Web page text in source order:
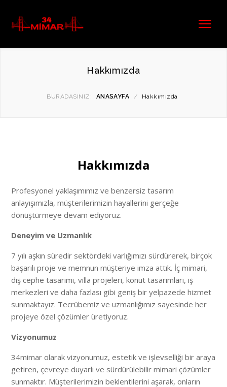
Hakkımızda
BURADASINIZ: ANASAYFA / Hakkımızda
Hakkımızda
Profesyonel yaklaşımımız ve benzersiz tasarım
anlayışımızla, müşterilerimizin hayallerini gerçeğe
dönüştürmeye devam ediyoruz.
Deneyim ve Uzmanlık
7 yılı aşkın süredir sektördeki varlığımızı sürdürerek, birçok
başarılı proje ve memnun müşteriye imza attık. İç mimari,
dış cephe tasarımı, villa projeleri, konut tasarımları, iş
merkezleri ve daha fazlası gibi geniş bir yelpazede hizmet
sunmaktayız. Tecrübemiz ve uzmanlığımız sayesinde her
projeye özel çözümler üretiyoruz.
Vizyonumuz
34mimar olarak vizyonumuz, estetik ve işlevselliği bir araya
getiren, çevreye duyarlı ve sürdürülebilir mimari çözümler
sunmaktır. Müşterilerimizin beklentilerini aşarak, onların